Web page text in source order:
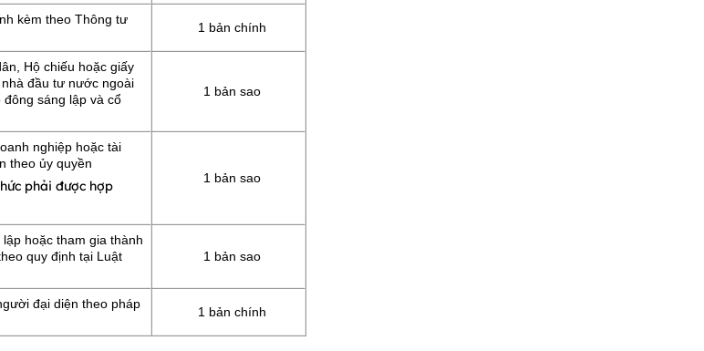
kèm theo Thông tư
1 bản chính
Hộ chiếu hoặc giấy
đầu tư nước ngoài
sáng lập và cổ
1 bản sao
nghiệp hoặc tài
theo ủy quyền
phải được hợp
1 bản sao
hoặc tham gia thành
quy định tại Luật
1 bản sao
đại diện theo pháp
1 bản chính